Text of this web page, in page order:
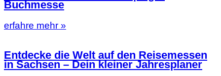
Buchmesse
erfahre mehr »
Entdecke die Welt auf den Reisemessen
in Sachsen – Dein kleiner Jahresplaner